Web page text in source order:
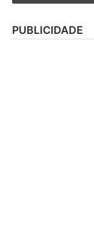
PUBLICIDADE